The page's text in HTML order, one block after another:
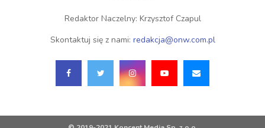
Redaktor Naczelny: Krzysztof Czapul
Skontaktuj się z nami: redakcja@onw.com.pl